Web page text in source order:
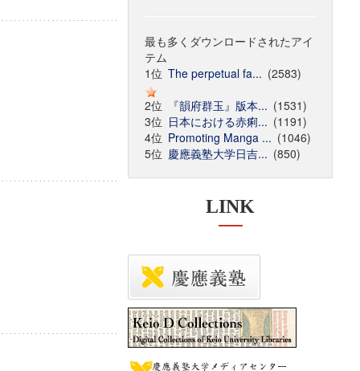
最も多くダウンロードされたアイ
テム
1位 The perpetual fa... (2583)
2位
『韻府群玉』版本... (1531)
3位 日本における赤痢... (1191)
4位 Promoting Manga ... (1046)
5位 慶應義塾大学日吉... (850)
LINK